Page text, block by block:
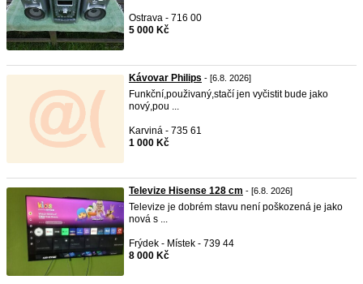
Ostrava - 716 00
5 000 Kč
Kávovar Philips - [6.8. 2026]
Funkční,použivaný,stačí jen vyčistit bude jako
nový,pou ...
Karviná - 735 61
1 000 Kč
Televize Hisense 128 cm - [6.8. 2026]
Televize je dobrém stavu není poškozená je jako
nová s ...
Frýdek - Místek - 739 44
8 000 Kč